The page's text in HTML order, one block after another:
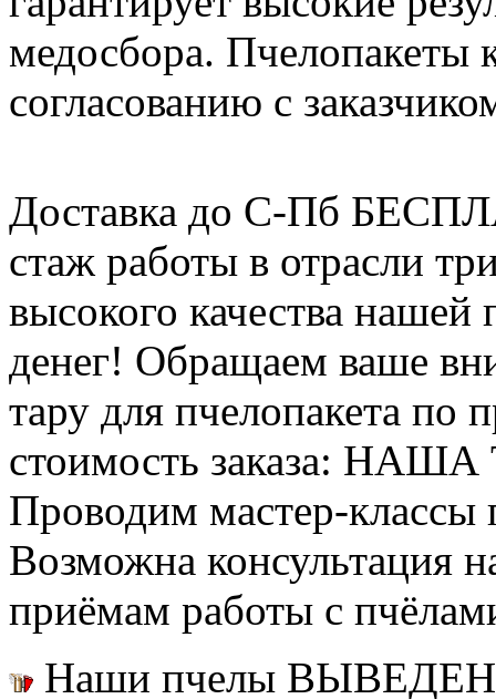
медосбора. Пчелопакеты
согласованию с
Доставка до С-Пб
стаж работы в отрасли
высокого качества
денег! Обращаем ваше
тару для пчелопакета по
стоимость заказа:
Проводим мастер-классы
Возможна консультация
приёмам работы с
Наши пчелы